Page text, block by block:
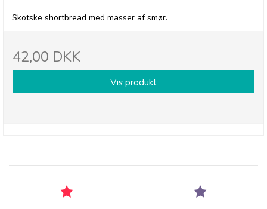
Skotske shortbread med masser af smør.
42,00 DKK
Vis produkt